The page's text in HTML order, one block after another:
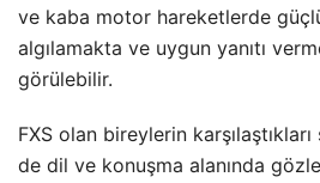
ve kaba motor hareketlerde
algılamakta ve uygun yanıtı
görülebilir.
FXS olan bireylerin
de dil ve konuşma alanında